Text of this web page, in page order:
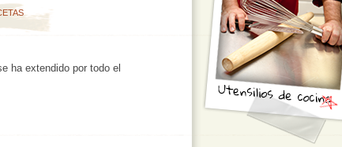
ha extendido por todo el